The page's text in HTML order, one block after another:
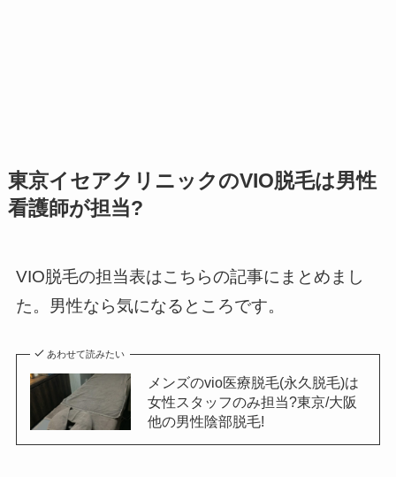
東京イセアクリニックのVIO脱毛は男性
看護師が担当?
VIO脱毛の担当表はこちらの記事にまとめまし
た。男性なら気になるところです。
あわせて読みたい
メンズのvio医療脱毛(永久脱毛)は
女性スタッフのみ担当?東京/大阪
他の男性陰部脱毛!